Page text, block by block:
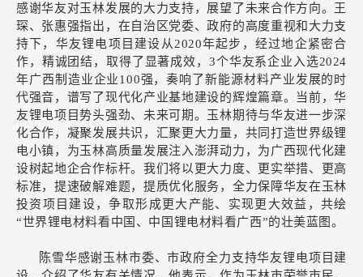
感谢华友对玉林发展的大力支持，展望了未来合作方向。王
琛、张惠强指出，在自治区党委、政府的高度重视和大力支
持下，华友锂电项目建设从2020年起步，经过地企紧密合
作，精诚团结，取得了显著成效，3个华友系企业入选2024
年广西制造业企业100强，奏响了新能源材料产业发展的时
代强音，谱写了现代化产业基地建设的辉煌篇章。当前，华
友锂电项目势头强劲、未来可期。玉林期待与华友进一步深
化合作，凝聚发展共识，汇聚更大力量，共同打造世界级锂
电小镇，为玉林高质量发展注入澎湃动力，为广西现代化建
设树起地企合作标杆。我们将以更大力度、更实举措、更高
标准，提速破解难题，提质优化服务，全力保障华友在玉林
投资项目建设，争取形成更大产能、实现更大效益，共绘
“世界锂电材料看中国、中国锂电材料看广西”的壮美蓝图。
陈雪华感谢玉林市委、市政府全力支持华友锂电项目建